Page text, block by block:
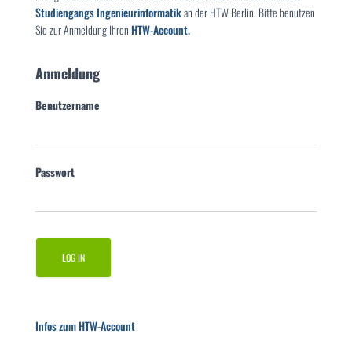
Studiengangs Ingenieurinformatikan der HTW Berlin. Bitte benutzen
Sie zur Anmeldung IhrenHTW-Account.
Anmeldung
Benutzername
Passwort
Infos zum HTW-Account